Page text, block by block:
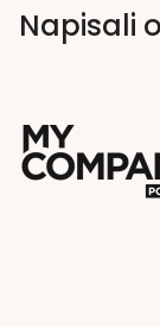
Napisali